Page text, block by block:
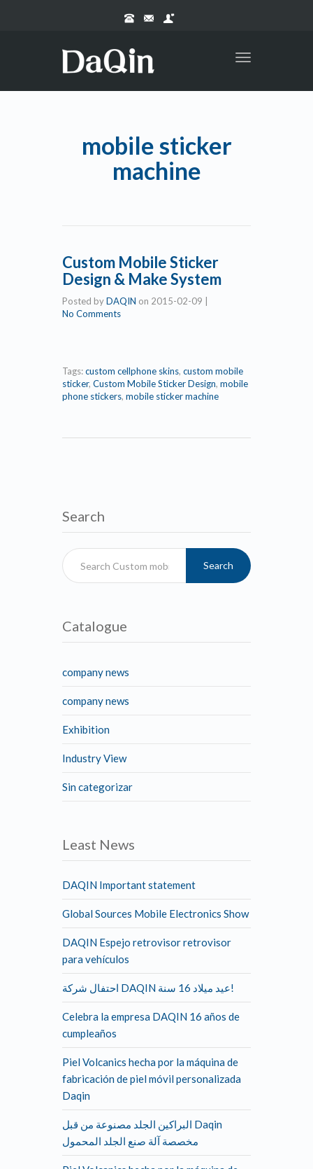
Toggle
mobile sticker
machine
Custom Mobile Sticker
Design & Make System
Posted byDAQIN on 2015-02-09
No Comments
Tags:custom cellphone skins, custom mobile
sticker, Custom Mobile Sticker Design, mobile
phone stickers, mobile sticker machine
Search
Search
Catalogue
company news
company news
Exhibition
Industry View
Sin categorizar
Least News
DAQIN Important statement
Global Sources Mobile Electronics Show
DAQIN Espejo retrovisor retrovisor
para vehículos
احتفال شركة DAQIN عيد ميلاد 16 سنة!
Celebra la empresa DAQIN 16 años de
cumpleaños
Piel Volcanics hecha por la máquina de
fabricación de piel móvil personalizada
Daqin
البراكين الجلد مصنوعة من قبل Daqin
مخصصة آلة صنع الجلد المحمول